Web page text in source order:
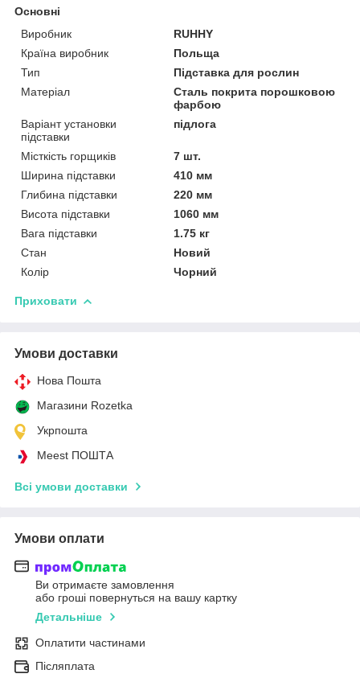
Основні
Виробник
RUHHY
Країна виробник
Польща
Тип
Підставка для рослин
Матеріал
Сталь покрита порошковою
фарбою
Варіант установки
підставки
підлога
Місткість горщиків
7 шт.
Ширина підставки
410 мм
Глибина підставки
220 мм
Висота підставки
1060 мм
Вага підставки
1.75 кг
Стан
Новий
Колір
Чорний
Приховати
Умови доставки
Нова Пошта
Магазини Rozetka
Укрпошта
Meest ПОШТА
Всі умови доставки
Умови оплати
Ви отримаєте замовлення
або гроші повернуться на вашу картку
Детальніше
Оплатити частинами
Післяплата